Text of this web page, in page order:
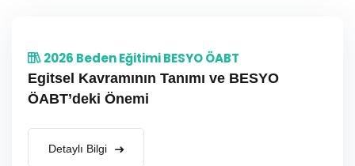
2026 Beden Eğitimi BESYO ÖABT
Egitsel Kavramının Tanımı ve BESYO
ÖABT’deki Önemi
Detaylı Bilgi